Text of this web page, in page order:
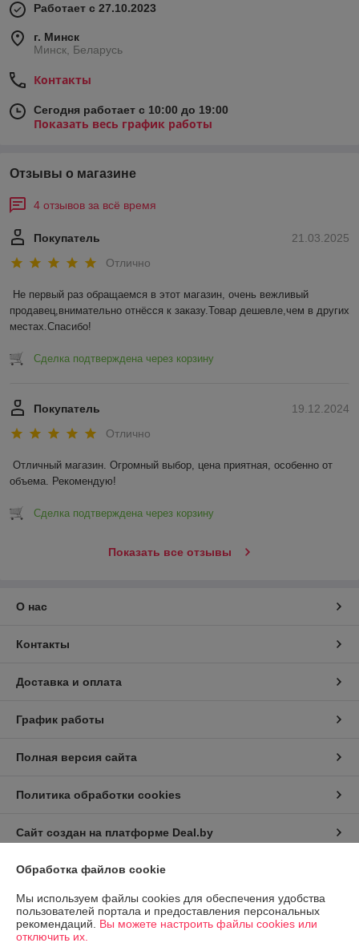
Работает с 27.10.2023
г. Минск
Минск, Беларусь
Контакты
Сегодня работает с 10:00 до 19:00
Показать весь график работы
Отзывы о магазине
4 отзывов за всё время
21.03.2025
Покупатель
Отлично
Не первый раз обращаемся в этот магазин, очень вежливый
продавец,внимательно отнёсся к заказу.Товар дешевле,чем в других
местах.Спасибо!
Сделка подтверждена через корзину
19.12.2024
Покупатель
Отлично
Отличный магазин. Огромный выбор, цена приятная, особенно от
объема. Рекомендую!
Сделка подтверждена через корзину
Показать все отзывы
О нас
Контакты
Доставка и оплата
График работы
Полная версия сайта
Политика обработки cookies
Сайт создан на платформе Deal.by
Юридическое лицо:Частное торговое унитарное предприятие "Альфа
Фото"
Минск ул. Масюковщина д. 25а-4
Обработка файлов cookie
Мы используем файлы cookies для обеспечения удобства
пользователей портала и предоставления персональных
рекомендаций. Вы можете настроить файлы cookies или
отключить их.